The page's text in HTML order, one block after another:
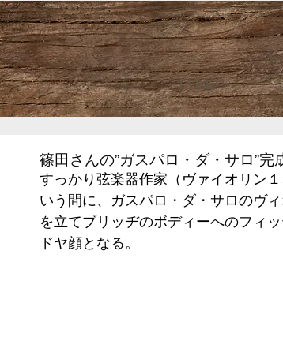
HOME
篠田さんの”ガスパロ・ダ・サロ”完
すっかり弦楽器作家（ヴァイオリン
いう間に、ガスパロ・ダ・サロのヴ
を立てブリッヂのボディーへのフィ
ドヤ顔となる。